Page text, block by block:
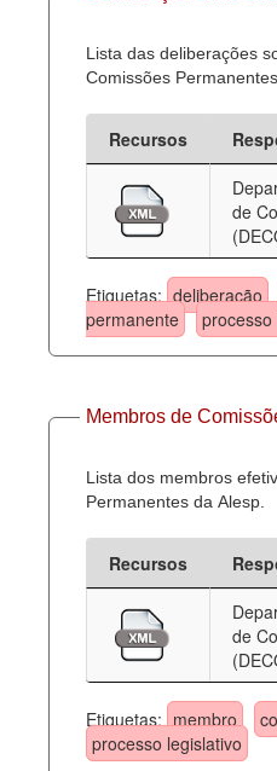
Lista das deliberações
Comissões
Recursos
de
Etiquetas: deliberação
permanente
processo
Membros de
Lista dos membros
Permanentes da Alesp.
Recursos
de
Etiquetas: membro
processo legislativo